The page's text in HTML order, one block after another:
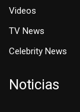
Videos
TV News
Celebrity News
Noticias